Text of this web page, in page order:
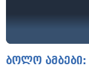
ბოლო ამბები: